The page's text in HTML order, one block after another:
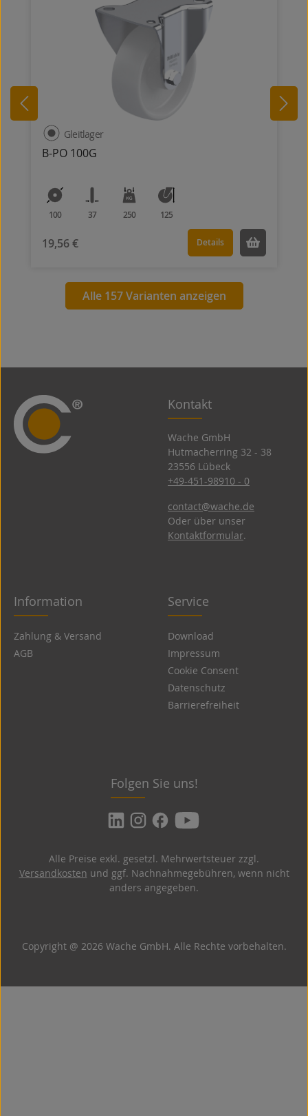
B-PO 100G
Gleitlager
100 37 250 125
19,56 € Details
Alle 157 Varianten anzeigen
Kontakt
Wache GmbH
Hutmacherring 32 ­- 38
23556 Lübeck
+49-451-98910 - 0
contact@wache.de
Oder über unser
Kontaktformular.
Information
Zahlung & Versand
AGB
Service
Download
Impressum
Cookie Consent
Datenschutz
Barrierefreiheit
Folgen Sie uns!
Copyright @ 2026 Wache GmbH. Alle Rechte vorbehalten.
Alle Preise exkl. gesetzl. Mehrwertsteuer zzgl.
Versandkosten und ggf. Nachnahmegebühren, wenn nicht
anders angegeben.